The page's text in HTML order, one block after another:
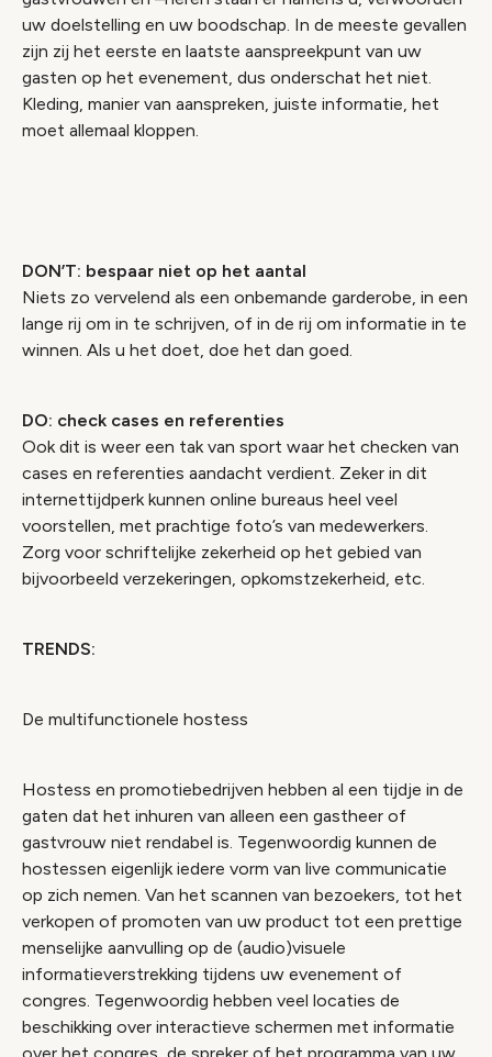
uw doelstelling en uw boodschap. In de meeste gevallen
zijn zij het eerste en laatste aanspreekpunt van uw
gasten op het evenement, dus onderschat het niet.
Kleding, manier van aanspreken, juiste informatie, het
moet allemaal kloppen.
DON’T: bespaar niet op het aantal
Niets zo vervelend als een onbemande garderobe, in een
lange rij om in te schrijven, of in de rij om informatie in te
winnen. Als u het doet, doe het dan goed.
DO: check cases en referenties
Ook dit is weer een tak van sport waar het checken van
cases en referenties aandacht verdient. Zeker in dit
internettijdperk kunnen online bureaus heel veel
voorstellen, met prachtige foto’s van medewerkers.
Zorg voor schriftelijke zekerheid op het gebied van
bijvoorbeeld verzekeringen, opkomstzekerheid, etc.
TRENDS:
De multifunctionele hostess
Hostess en promotiebedrijven hebben al een tijdje in de
gaten dat het inhuren van alleen een gastheer of
gastvrouw niet rendabel is. Tegenwoordig kunnen de
hostessen eigenlijk iedere vorm van live communicatie
op zich nemen. Van het scannen van bezoekers, tot het
verkopen of promoten van uw product tot een prettige
menselijke aanvulling op de (audio)visuele
informatieverstrekking tijdens uw evenement of
congres. Tegenwoordig hebben veel locaties de
beschikking over interactieve schermen met informatie